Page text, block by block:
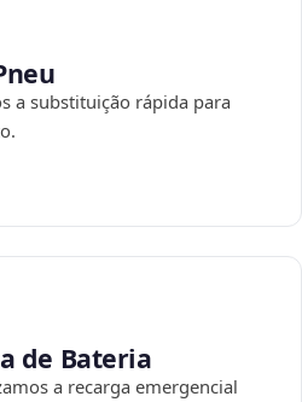
a substituição rápida para
de Bateria
a recarga emergencial